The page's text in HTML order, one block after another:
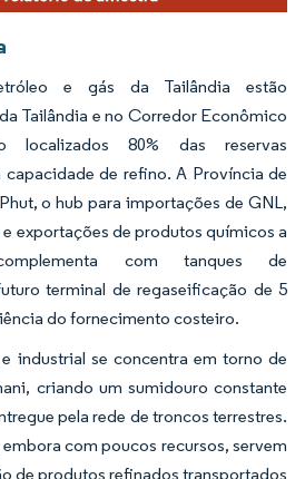
e gás da Tailândia estão
Tailândia e no Corredor Econômico
localizados 80% das reservas
capacidade de refino. A Província de
o hub para importações de GNL,
exportações de produtos químicos a
com tanques de
terminal de regaseificação de 5
do fornecimento costeiro.
industrial se concentra em torno de
criando um sumidouro constante
pela rede de troncos terrestres.
com poucos recursos, servem
de produtos refinados transportados